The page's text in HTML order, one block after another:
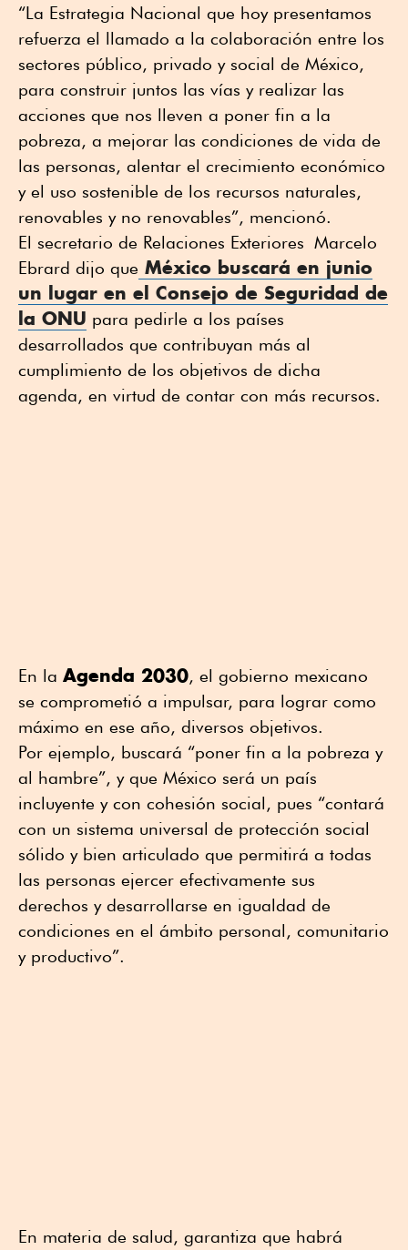
“La Estrategia Nacional que hoy presentamos
refuerza el llamado a la colaboración entre los
sectores público, privado y social de México,
para construir juntos las vías y realizar las
acciones que nos lleven a poner fin a la
pobreza, a mejorar las condiciones de vida de
las personas, alentar el crecimiento económico
y el uso sostenible de los recursos naturales,
renovables y no renovables”, mencionó.
El secretario de Relaciones Exteriores Marcelo
Ebrard dijo que México buscará en junio
un lugar en el Consejo de Seguridad de
la ONU para pedirle a los países
desarrollados que contribuyan más al
cumplimiento de los objetivos de dicha
agenda, en virtud de contar con más recursos.
En la Agenda 2030, el gobierno mexicano
se comprometió a impulsar, para lograr como
máximo en ese año, diversos objetivos.
Por ejemplo, buscará “poner fin a la pobreza y
al hambre”, y que México será un país
incluyente y con cohesión social, pues “contará
con un sistema universal de protección social
sólido y bien articulado que permitirá a todas
las personas ejercer efectivamente sus
derechos y desarrollarse en igualdad de
condiciones en el ámbito personal, comunitario
y productivo”.
En materia de salud, garantiza que habrá